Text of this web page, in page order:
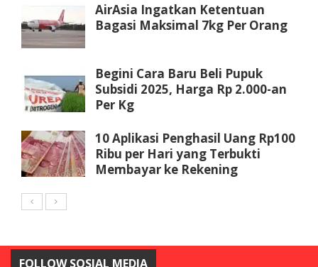
AirAsia Ingatkan Ketentuan
Bagasi Maksimal 7kg Per Orang
Begini Cara Baru Beli Pupuk
Subsidi 2025, Harga Rp 2.000-an
Per Kg
10 Aplikasi Penghasil Uang Rp100
Ribu per Hari yang Terbukti
Membayar ke Rekening
FOLLOW SOSIAL MEDIA